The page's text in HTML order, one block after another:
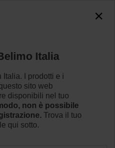
a globo
universale di attuatori
appositamente per
esistenti.
di più
Italia
Italia. I prodotti e i
sito web
disponibili nel tuo
non è possibile
Trova il tuo
qui sotto.